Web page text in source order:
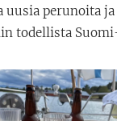
uusia perunoita
todellista